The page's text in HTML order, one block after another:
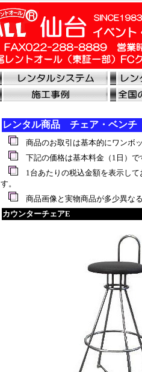
レンタル商品 チェア・ベンチ
商品のお取引は基本的にワンボ
下記の価格は基本料金（1日）で
1台あたりの税込金額を表示し
す。
商品画像と実物商品が多少異な
カウンターチェアE